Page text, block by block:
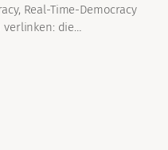
Real-Time-Democracy
verlinken: die…